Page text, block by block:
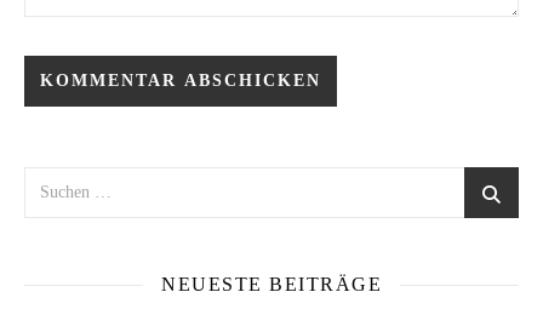
NEUESTE BEITRÄGE